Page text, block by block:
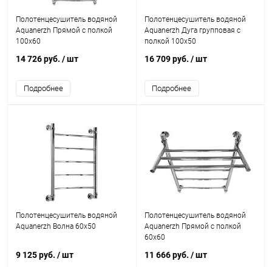
Полотенцесушитель водяной
Aquanerzh Прямой с полкой
100х60
14 726 руб. / шт
Подробнее
Полотенцесушитель водяной
Aquanerzh Дуга групповая с
полкой 100х50
16 709 руб. / шт
Подробнее
Полотенцесушитель водяной
Aquanerzh Волна 60х50
9 125 руб. / шт
Полотенцесушитель водяной
Aquanerzh Прямой с полкой
60х60
11 666 руб. / шт